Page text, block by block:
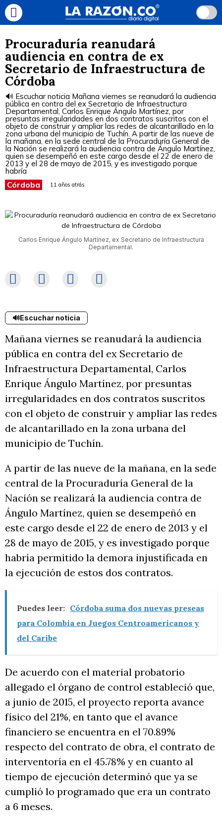
Procuraduría reanudará
audiencia en contra de ex
Secretario de Infraestructura de
Córdoba
🔊 Escuchar noticia Mañana viernes se reanudará la audiencia
pública en contra del ex Secretario de Infraestructura
Departamental, Carlos Enrique Ángulo Martínez, por
presuntas irregularidades en dos contratos suscritos con el
objeto de construir y ampliar las redes de alcantarillado en la
zona urbana del municipio de Tuchín. A partir de las nueve de
la mañana, en la sede central de la Procuraduría General de
la Nación se realizará la audiencia contra de Ángulo Martínez,
quien se desempeñó en este cargo desde el 22 de enero de
2013 y el 28 de mayo de 2015, y es investigado porque
habría
Córdoba 11 años atrás
Carlos Enrique Ángulo Martínez, ex Secretario de Infraestructura
Departamental.
🔊Escuchar noticia
Mañana viernes se reanudará la audiencia
pública en contra del ex Secretario de
Infraestructura Departamental, Carlos
Enrique Ángulo Martínez, por presuntas
irregularidades en dos contratos suscritos
con el objeto de construir y ampliar las redes
de alcantarillado en la zona urbana del
municipio de Tuchín.
A partir de las nueve de la mañana, en la sede
central de la Procuraduría General de la
Nación se realizará la audiencia contra de
Ángulo Martínez, quien se desempeñó en
este cargo desde el 22 de enero de 2013 y el
28 de mayo de 2015, y es investigado porque
habría permitido la demora injustificada en
la ejecución de estos dos contratos.
Puedes leer: Córdoba suma dos nuevas preseas
para Colombia en Juegos Centroamericanos y
del Caribe
De acuerdo con el material probatorio
allegado el órgano de control estableció que,
a junio de 2015, el proyecto reporta avance
físico del 21%, en tanto que el avance
financiero se encuentra en el 70.89%
respecto del contrato de obra, el contrato de
interventoría en el 45.78% y en cuanto al
tiempo de ejecución determinó que ya se
cumplió lo programado que era un contrato
a 6 meses.